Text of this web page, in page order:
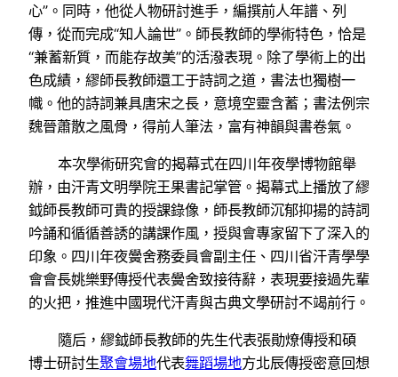
心”。同時，他從人物研討進手，編撰前人年譜、列
傳，從而完成“知人論世”。師長教師的學術特色，恰是
“兼蓄新質，而能存故美”的活潑表現。除了學術上的出
色成績，繆師長教師還工于詩詞之道，書法也獨樹一
幟。他的詩詞兼具唐宋之長，意境空靈含蓄；書法例宗
魏晉蕭散之風骨，得前人筆法，富有神韻與書卷氣。
本次學術研究會的揭幕式在四川年夜學博物館舉
辦，由汗青文明學院王果書記掌管。揭幕式上播放了繆
鉞師長教師可貴的授課錄像，師長教師沉郁抑揚的詩詞
吟誦和循循善誘的講課作風，授與會專家留下了深入的
印象。四川年夜黌舍務委員會副主任、四川省汗青學學
會會長姚樂野傳授代表黌舍致接待辭，表現要接過先輩
的火把，推進中國現代汗青與古典文學研討不竭前行。
隨后，繆鉞師長教師的先生代表張勛燎傳授和碩
博士研討生聚會場地代表舞蹈場地方北辰傳授密意回想